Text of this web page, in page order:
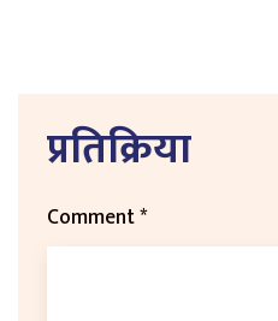
प्रतिक्रिया
Comment*